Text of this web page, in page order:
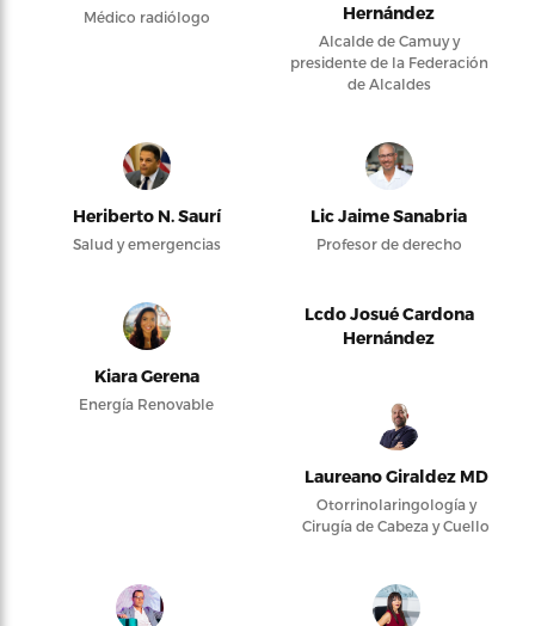
Médico radiólogo
Hernández
Alcalde de Camuy y
presidente de la Federación
de Alcaldes
Heriberto N. Saurí
Salud y emergencias
Lic Jaime Sanabria
Profesor de derecho
Kiara Gerena
Energía Renovable
Lcdo Josué Cardona
Hernández
Laureano Giraldez MD
Otorrinolaringología y
Cirugía de Cabeza y Cuello